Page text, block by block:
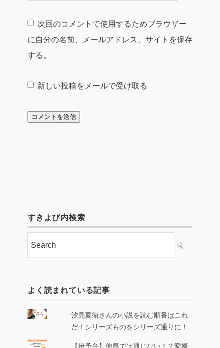
次回のコメントで使用するためブラウザー
に自分の名前、メールアドレス、サイトを保存
する。
新しい投稿をメールで受け取る
すきよび内検索
よく読まれている記事
汐見夏衛さんの小説を読む順番はこれ
だ！シリーズものをシリーズ通りに！
【伊予弁】他県では通じない！？愛媛